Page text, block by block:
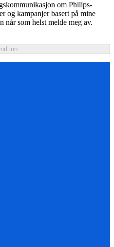
om Philips-
og kampanjer basert på mine
når som helst melde meg av.
inn